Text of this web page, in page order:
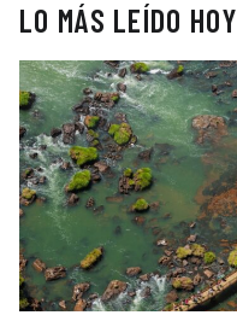
LO MÁS LEÍDO HOY